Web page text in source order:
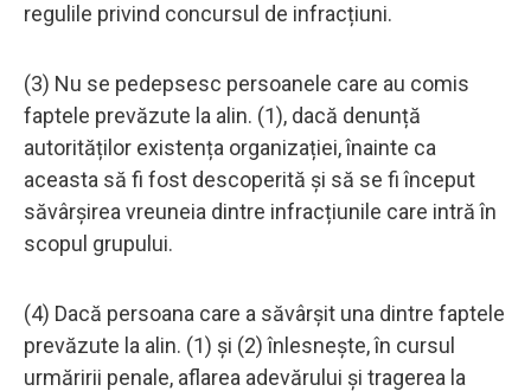
regulile privind concursul de infracțiuni.
(3) Nu se pedepsesc persoanele care au comis
faptele prevăzute la alin. (1), dacă denunță
autorităților existența organizației, înainte ca
aceasta să fi fost descoperită și să se fi început
săvârșirea vreuneia dintre infracțiunile care intră în
scopul grupului.
(4) Dacă persoana care a săvârșit una dintre faptele
prevăzute la alin. (1) și (2) înlesnește, în cursul
urmăririi penale, aflarea adevărului și tragerea la